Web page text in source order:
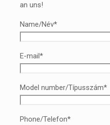
an uns!
Name/Név*
E-mail*
Model number/Típusszám*
Phone/Telefon*